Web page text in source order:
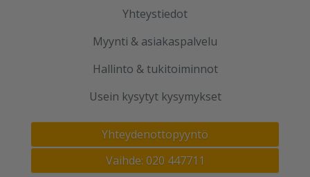
Yhteystiedot
Myynti & asiakaspalvelu
Hallinto & tukitoiminnot
Usein kysytyt kysymykset
Yhteydenottopyyntö
Vaihde: 020 447711